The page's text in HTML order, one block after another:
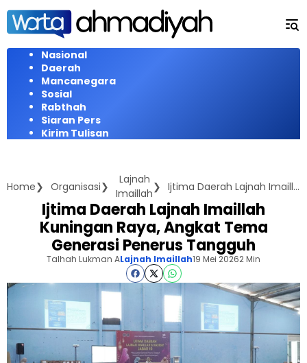
Langsung
konten
Nasional
Daerah
Mancanegara
Sosial
Rabthah
Siaran Pers
Kirim Tulisan
Home Organisasi
Lajnah
Imaillah
Ijtima Daerah Lajnah Imaillah Kuningan Raya, Angkat Tema Generasi Penerus Tangguh
Ijtima Daerah Lajnah Imaillah
Kuningan Raya, Angkat Tema
Generasi Penerus Tangguh
Talhah Lukman ALajnah Imaillah19 Mei 20262 Min